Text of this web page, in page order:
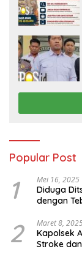
Popular Post
1 Mei 16, 2025
Diduga
dengan
2 Maret 8,
Kapolsek
Stroke